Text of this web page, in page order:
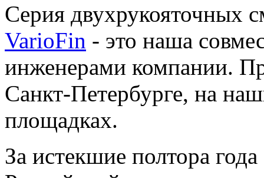
Серия двухрукояточных
VarioFin - это наша
инженерами компании.
Санкт-Петербурге, на
площадках.
За истекшие полтора